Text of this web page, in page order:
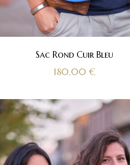
Sac Rond Cuir Bleu
180,00 €